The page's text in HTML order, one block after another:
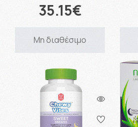
35.15€
Μη διαθέσιμο